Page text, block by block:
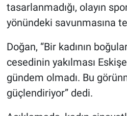
tasarlanmadığı, olayın
yönündeki savunmasına
Doğan, “Bir kadının
cesedinin yakılması
gündem olmadı. Bu
güçlendiriyor” dedi.